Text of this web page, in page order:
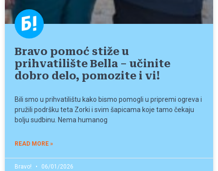
Bravo pomoć stiže u
prihvatilište Bella – učinite
dobro delo, pomozite i vi!
Bili smo u prihvatilištu kako bismo pomogli u pripremi ogreva i
pružili podršku teta Zorki i svim šapicama koje tamo čekaju
bolju sudbinu. Nema humanog
READ MORE »
Bravo! 06/01/2026